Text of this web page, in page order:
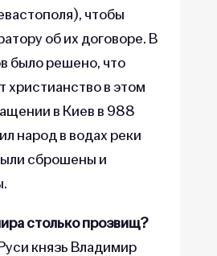
чтобы
об их договоре. В
было решено, что
христианство в этом
в Киев в 988
народ в водах реки
сброшены и
столько прозвищ?
князь Владимир